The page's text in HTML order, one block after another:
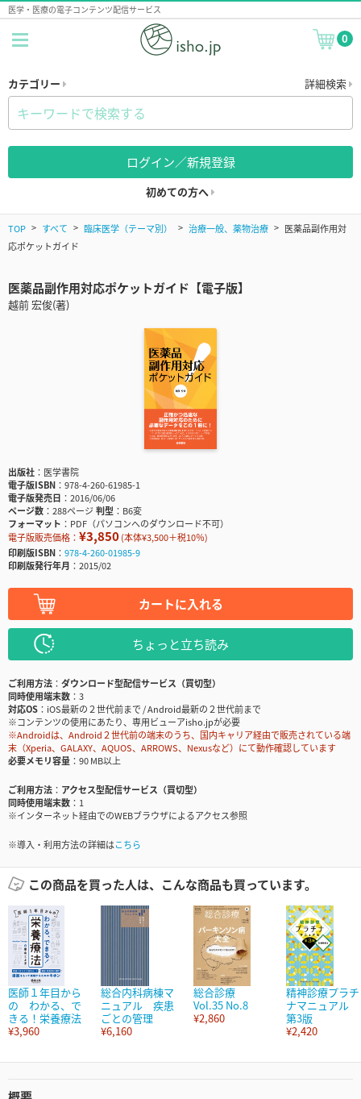
医学・医療の電子コンテンツ配信サービス
0
カテゴリー 詳細検索
ログイン／新規登録
初めての方へ
TOP すべて 臨床医学（テーマ別） 治療一般、薬物治療
医薬品副作用対
応ポケットガイド
医薬品副作用対応ポケットガイド【電子版】
越前 宏俊(著)
出版社
医学書院
電子版ISBN
978-4-260-61985-1
電子版発売日
2016/06/06
ページ数
288ページ判型
B6変
フォーマット
PDF（パソコンへのダウンロード不可）
電子版販売価格： ¥3,850(本体¥3,500＋税10％)
印刷版ISBN
978-4-260-01985-9
印刷版発行年月
2015/02
カートに入れる
ちょっと立ち読み
ご利用方法
ダウンロード型配信サービス（買切型）
同時使用端末数
3
対応OS
iOS最新の２世代前まで / Android最新の２世代前まで
※コンテンツの使用にあたり、専用ビューアisho.jpが必要
※Androidは、Android２世代前の端末のうち、国内キャリア経由で販売されている端
末（Xperia、GALAXY、AQUOS、ARROWS、Nexusなど）にて動作確認しています
必要メモリ容量
90 MB以上
ご利用方法
アクセス型配信サービス（買切型）
同時使用端末数
1
※インターネット経由でのWEBブラウザによるアクセス参照
※導入・利用方法の詳細はこちら
この商品を買った人は、こんな商品も買っています。
医師１年目から
の わかる、で
きる！栄養療法
¥3,960
総合内科病棟マ
ニュアル 疾患
ごとの管理
¥6,160
総合診療
Vol.35 No.8
¥2,860
精神診療プラチ
ナマニュアル
第3版
¥2,420